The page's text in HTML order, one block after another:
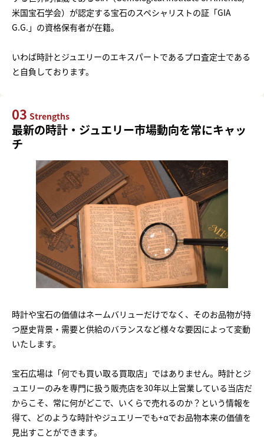
米国宝石学会）が認定する宝石のスペシャリストの証「GIA
G.G.」の資格保有者が在籍。
いわば時計とジュエリーのエキスパートであるプロ査定士である
と自負しております。
03 Strengths
最新の時計・ジュエリー市場動向を常にキャッ
チ
時計や宝石の価値はネームバリューだけでなく、そのお品物が持
つ歴史背景・需要と供給のバランスなど様々な要因によって変動
いたします。
宝石広場は「何でも買い取る買取店」ではありません。時計とジ
ュエリーのみを専門に扱う販売店を30年以上営業している当店だ
からこそ、常に何がどこで、いくらで売れるのか？という情報を
得て、どのような時計やジュエリーでも+αでお品物本来の価値を
見出すことができます。